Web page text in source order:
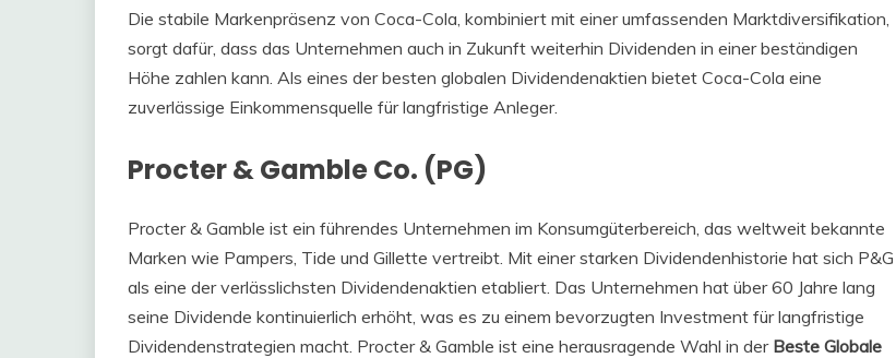
Die stabile Markenpräsenz von Coca-Cola, kombiniert mit einer umfassenden Marktdiversifikation,
sorgt dafür, dass das Unternehmen auch in Zukunft weiterhin Dividenden in einer beständigen
Höhe zahlen kann. Als eines der besten globalen Dividendenaktien bietet Coca-Cola eine
zuverlässige Einkommensquelle für langfristige Anleger.
Procter & Gamble Co. (PG)
Procter & Gamble ist ein führendes Unternehmen im Konsumgüterbereich, das weltweit bekannte
Marken wie Pampers, Tide und Gillette vertreibt. Mit einer starken Dividendenhistorie hat sich P&G
als eine der verlässlichsten Dividendenaktien etabliert. Das Unternehmen hat über 60 Jahre lang
seine Dividende kontinuierlich erhöht, was es zu einem bevorzugten Investment für langfristige
Dividendenstrategien macht. Procter & Gamble ist eine herausragende Wahl in der Beste Globale